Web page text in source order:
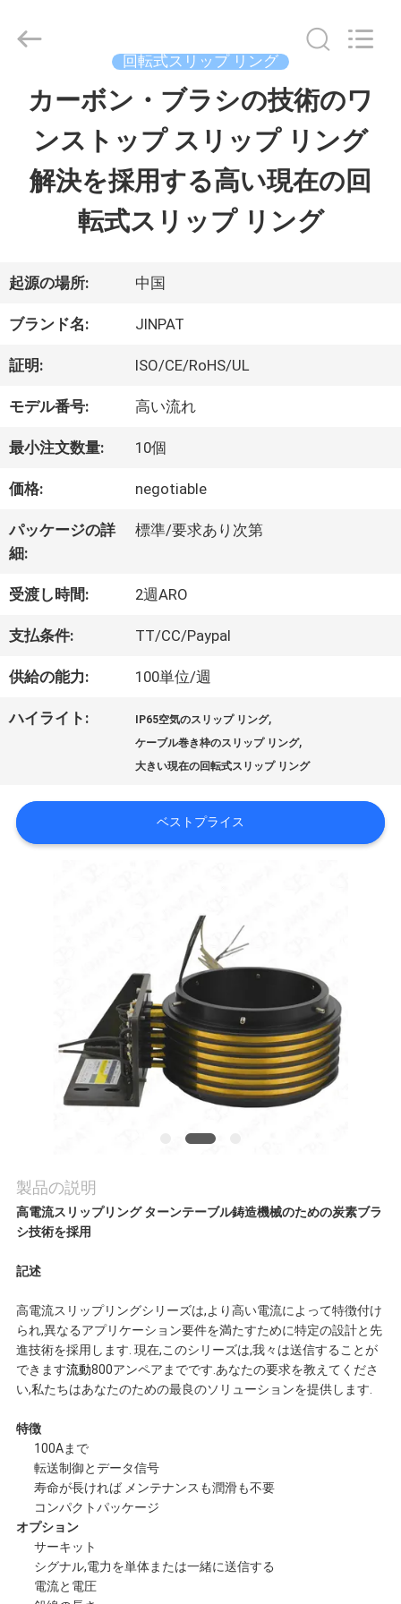
VR
シ
ョ
ー
私
達
に
つ
い
て
工
旅
行
に
連
絡
し
な
さ
い
引
用
を
JINPAT
Reserved.
回転式スリップ リング
カーボン・ブラシの技術のワ
ンストップ スリップ リング
解決を採用する高い現在の回
転式スリップ リング
起源の場所: 中国
ブランド名: JINPAT
証明: ISO/CE/RoHS/UL
モデル番号: 高い流れ
最小注文数量: 10個
価格: negotiable
パッケージの詳
細:
標準/要求あり次第
受渡し時間: 2週ARO
支払条件: TT/CC/Paypal
供給の能力: 100単位/週
ハイライト: IP65空気のスリップ リング,
ケーブル巻き枠のスリップ リング,
大きい現在の回転式スリップ リング
ベストプライス
製品の説明
高電流スリップリング ターンテーブル鋳造機械のための炭素ブラ
シ技術を採用
記述
高電流スリップリングシリーズは,より高い電流によって特徴付け
られ,異なるアプリケーション要件を満たすために特定の設計と先
進技術を採用します. 現在,このシリーズは,我々は送信することが
できます流動800アンペアまでです.あなたの要求を教えてくださ
い,私たちはあなたのための最良のソリューションを提供します.
特徴
100Aまで
転送制御とデータ信号
寿命が長ければ メンテナンスも潤滑も不要
コンパクトパッケージ
オプション
サーキット
シグナル,電力を単体または一緒に送信する
電流と電圧